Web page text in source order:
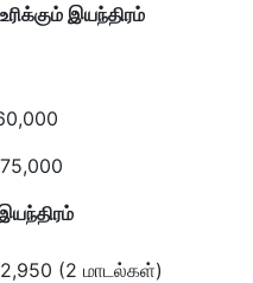
இயந்திரம்
(2 மாடல்கள்)